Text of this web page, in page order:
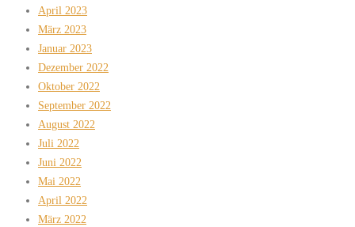
April 2023
März 2023
Januar 2023
Dezember 2022
Oktober 2022
September 2022
August 2022
Juli 2022
Juni 2022
Mai 2022
April 2022
März 2022